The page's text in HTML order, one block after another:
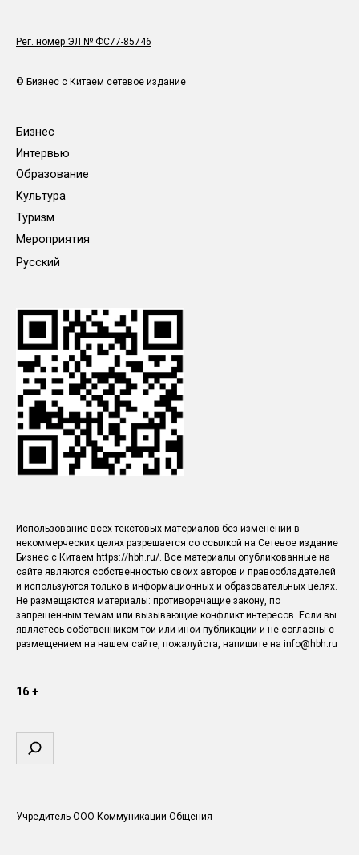
Рег. номер ЭЛ № ФС77-85746
© Бизнес с Китаем сетевое издание
Бизнес
Интервью
Образование
Культура
Туризм
Мероприятия
Русский
Использование всех текстовых материалов без изменений в
некоммерческих целях разрешается со ссылкой на Сетевое издание
Бизнес с Китаем https://hbh.ru/. Все материалы опубликованные на
сайте являются собственностью своих авторов и правообладателей
и используются только в информационных и образовательных целях.
Не размещаются материалы: противоречащие закону, по
запрещенным темам или вызывающие конфликт интересов. Если вы
являетесь собственником той или иной публикации и не согласны с
размещением на нашем сайте, пожалуйста, напишите на info@hbh.ru
16 +
Поиск
Учредитель ООО Коммуникации Общения